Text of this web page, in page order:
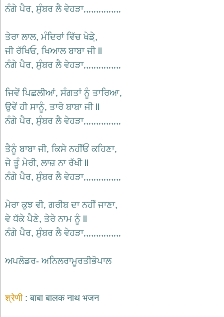
ਨੰਗੇ ਪੈਰ, ਸੁੰਬਰ ਲੈ ਵੇਹੜਾ,,,,,,,,,,,,,,,
ਤੇਰਾ ਲਾਲ, ਮੰਦਿਰਾਂ ਵਿੱਚ ਖੇਡ਼ੇ,
ਜੀ ਰੱਖਿਓ, ਖਿਆਲ ਬਾਬਾ ਜੀ ll
ਨੰਗੇ ਪੈਰ, ਸੁੰਬਰ ਲੈ ਵੇਹੜਾ,,,,,,,,,,,,,,,
ਜਿਵੇਂ ਪਿਛਲੀਆਂ, ਸੰਗਤਾਂ ਨੂੰ ਤਾਰਿਆ,
ਉਵੇਂ ਹੀ ਸਾਨੂੰ, ਤਾਰੋ ਬਾਬਾ ਜੀ ll
ਨੰਗੇ ਪੈਰ, ਸੁੰਬਰ ਲੈ ਵੇਹੜਾ,,,,,,,,,,,,,,,
ਤੈਨੂੰ ਬਾਬਾ ਜੀ, ਕਿਸੇ ਨਹੀਂਓਂ ਕਹਿਣਾ,
ਜੇ ਤੂੰ ਮੇਰੀ, ਲਾਜ਼ ਨਾ ਰੱਖੀ ll
ਨੰਗੇ ਪੈਰ, ਸੁੰਬਰ ਲੈ ਵੇਹੜਾ,,,,,,,,,,,,,,,
ਮੇਰਾ ਕੁਝ ਵੀ, ਗਰੀਬ ਦਾ ਨਹੀਂ ਜਾਣਾ,
ਵੇ ਧੱਕੇ ਪੈਣੇ, ਤੇਰੇ ਨਾਮ ਨੂੰ ll
ਨੰਗੇ ਪੈਰ, ਸੁੰਬਰ ਲੈ ਵੇਹੜਾ,,,,,,,,,,,,,,,
ਅਪਲੋਡਰ- ਅਨਿਲਰਾਮੂਰਤੀਭੋਪਾਲ
श्रेणी बाबा बालक नाथ भजन